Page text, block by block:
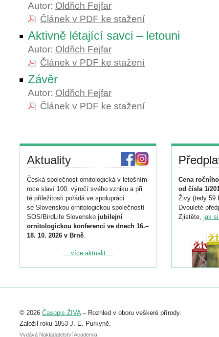
Autor: Oldřich Fejfar
Článek v PDF ke stažení
Aktivně létající savci – letouni
Autor: Oldřich Fejfar
Článek v PDF ke stažení
Závěr
Autor: Oldřich Fejfar
Článek v PDF ke stažení
Aktuality
Česká společnost ornitologická v letošním
roce slaví 100. výročí svého vzniku a při
té příležitosti pořádá ve spolupráci
se Slovenskou ornitologickou společností
SOS/BirdLife Slovensko jubilejní
ornitologickou konferenci ve dnech 16.–
18. 10. 2026 v Brně.
Podrobnější informace ke konferenci
Registrovat se můžete do 6. září.
abstraktu přihlášené přednášky nebo
posteru je už 30. června.
... více aktualit ...
Cena
od čísla 1/
Živy (tedy 59
Dvouleté
Zjistěte, jak
© 2026 Časopis ŽIVA– Rozhled v oboru veškeré přírody.
Založil roku 1853 J. E. Purkyně.
Vydává Nakladatelství Academia,